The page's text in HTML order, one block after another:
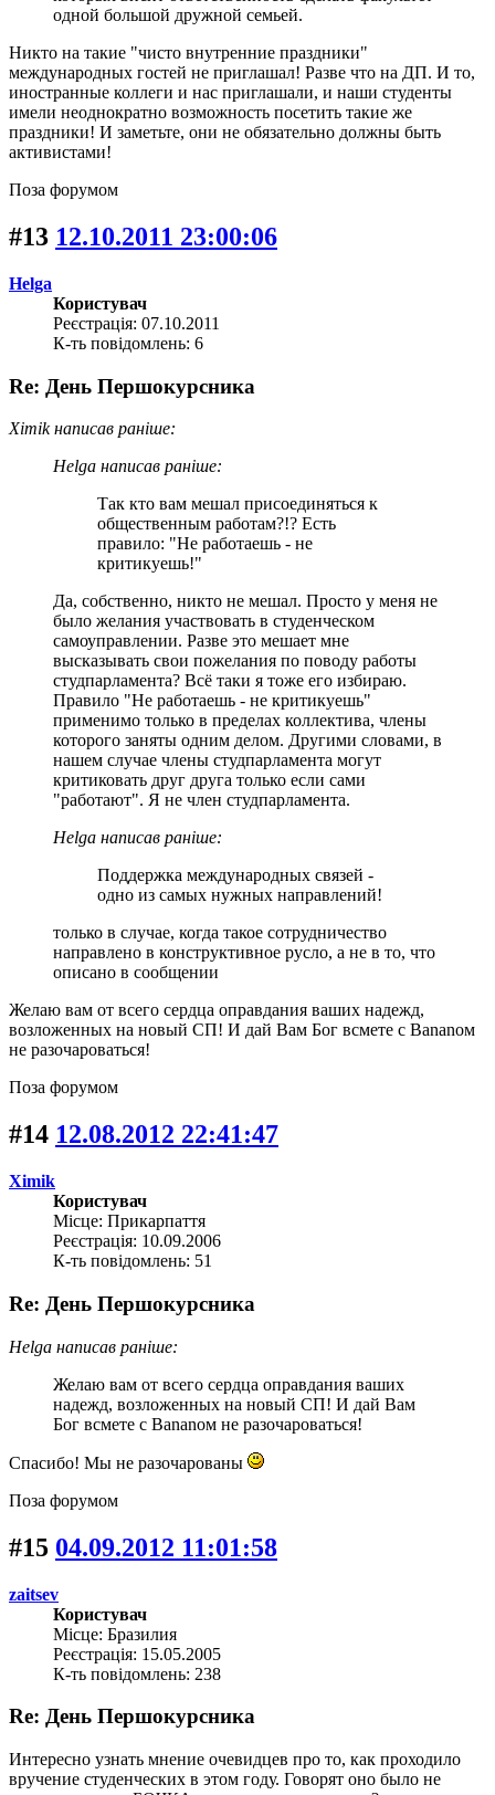
одной большой дружной семьей.
Никто на такие "чисто внутренние праздники"
международных гостей не приглашал! Разве что на ДП. И то,
иностранные коллеги и нас приглашали, и наши студенты
имели неоднократно возможность посетить такие же
праздники! И заметьте, они не обязательно должны быть
активистами!
Поза форумом
#13 12.10.2011 23:00:06
Helga
Користувач
Реєстрація: 07.10.2011
К-ть повідомлень: 6
Re: День Першокурсника
Ximik написав раніше:
Helga написав раніше:
Так кто вам мешал присоединяться к
общественным работам?!? Есть
правило: "Не работаешь - не
критикуешь!"
Да, собственно, никто не мешал. Просто у меня не
было желания участвовать в студенческом
самоуправлении. Разве это мешает мне
высказывать свои пожелания по поводу работы
студпарламента? Всё таки я тоже его избираю.
Правило "Не работаешь - не критикуешь"
применимо только в пределах коллектива, члены
которого заняты одним делом. Другими словами, в
нашем случае члены студпарламента могут
критиковать друг друга только если сами
"работают". Я не член студпарламента.
Helga написав раніше:
Поддержка международных связей -
одно из самых нужных направлений!
только в случае, когда такое сотрудничество
направлено в конструктивное русло, а не в то, что
описано в сообщении
Желаю вам от всего сердца оправдания ваших надежд,
возложенных на новый СП! И дай Вам Бог всмете с Bananом
не разочароваться!
Поза форумом
#14 12.08.2012 22:41:47
Ximik
Користувач
Місце: Прикарпаття
Реєстрація: 10.09.2006
К-ть повідомлень: 51
Re: День Першокурсника
Helga написав раніше:
Желаю вам от всего сердца оправдания ваших
надежд, возложенных на новый СП! И дай Вам
Бог всмете с Bananом не разочароваться!
Спасибо! Мы не разочарованы
Поза форумом
#15 04.09.2012 11:01:58
zaitsev
Користувач
Місце: Бразилия
Реєстрація: 15.05.2005
К-ть повідомлень: 238
Re: День Першокурсника
Интересно узнать мнение очевидцев про то, как проходило
вручение студенческих в этом году. Говорят оно было не